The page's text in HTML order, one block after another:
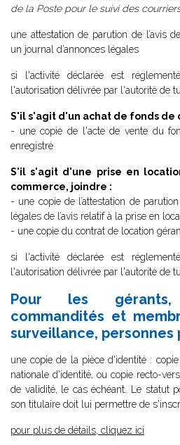
de la Poste pour le suivi des
une attestation de parution de l’avis
un journal d’annonces légales
si l'activité déclarée est
l'autorisation délivrée par l'autorité de
S'il s'agit d'un achat de fonds de
- une copie de l'acte de vente du
enregistré
S'il s'agit d'une prise en
commerce, joindre :
- une copie de l’attestation de
légales de l’avis relatif à la prise en
- une copie du contrat de location
si l'activité déclarée est
l'autorisation délivrée par l'autorité de
Pour les
commandités et
surveillance, personnes
une copie de la pièce d'identité :
nationale d'identité, ou copie recto-
de validité, le cas échéant. Le statut
son titulaire doit lui permettre de
pour plus de détails, cliquez ici